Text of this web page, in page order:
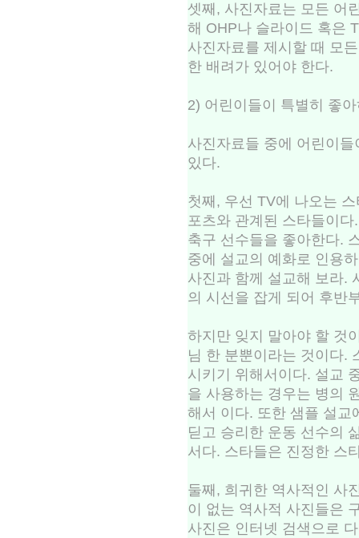
셋째, 사진자료는 모든 어
해 OHP나 슬라이드 혹은
사진자료를 제시할 때 모
한 배려가 있어야 한다.
2) 어린이들이 특별히 좋
사진자료들 중에 어린이
있다.
첫째, 우선 TV에 나오는
포츠와 관계된 스타들이
축구 선수들을 좋아한다.
중에 설교의 예화로 인용
사진과 함께 설교해 보라.
의 시선을 잡게 되어 후반
하지만 잊지 말아야 할 것
님 한 분뿐이라는 것이다.
시키기 위해서이다. 설교
을 사용하는 경우는 병의
해서 이다. 또한 샘플 설교
딛고 승리한 운동 선수의
서다. 스타들은 진정한 스
둘째, 희귀한 역사적인 사
이 없는 역사적 사진들은
사진은 인터넷 검색으로